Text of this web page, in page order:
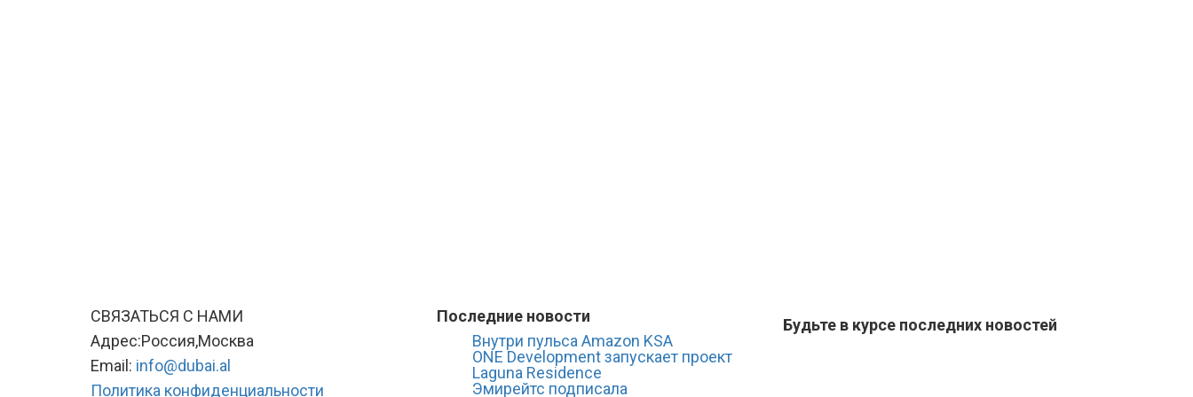
СВЯЗАТЬСЯ С НАМИ
Адрес:Россия,Москва
Email: info@dubai.al
Политика конфиденциальности
Последние новости
Внутри пульса Amazon KSA
ONE Development запускает проект
Laguna Residence
Эмирейтс подписала
Будьте в курсе последних новостей